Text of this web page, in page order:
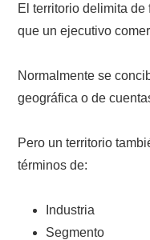
El territorio delimita
que un ejecutivo
Normalmente se
geográfica o de
Pero un territorio
términos de:
Industria
Segmento